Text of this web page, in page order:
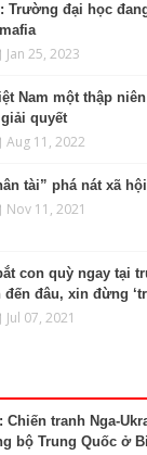
Trường đại học
Jan 25, 2023
Nam một thập
quyết
Aug 11, 2022
tài” phá nát xã hội
Nov 11, 2021
con quỳ ngay tại
đến đâu, xin đừng
Jul 07, 2021
Chiến tranh Nga-
bộ Trung Quốc ở